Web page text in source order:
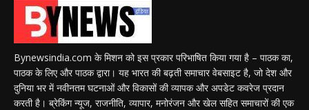
Bynewsindia.com के मिशन को इस प्रकार परिभाषित किया गया है – पाठक का,
पाठक के लिए और पाठक द्वारा। यह भारत की बढ़ती समाचार वेबसाइट है, जो देश और
दुनिया भर में नवीनतम घटनाओं और विकासों की व्यापक और अपडेट कवरेज प्रदान
करती है। ब्रेकिंग न्यूज, राजनीति, व्यापार, मनोरंजन और खेल सहित समाचारों की एक